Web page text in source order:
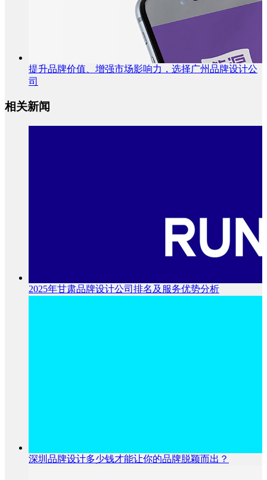
提升品牌价值、增强市场影响力，选择广州品牌设计公
司
相关新闻
2025年甘肃品牌设计公司排名及服务优势分析
深圳品牌设计多少钱才能让你的品牌脱颖而出？